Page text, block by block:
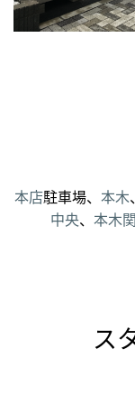
本店駐車場、 本木、
中央、 本木
ス